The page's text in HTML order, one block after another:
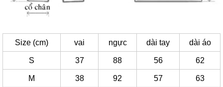
Size (cm) vai ngực dài tay dài áo
S 37 88 56 62
M 38 92 57 63